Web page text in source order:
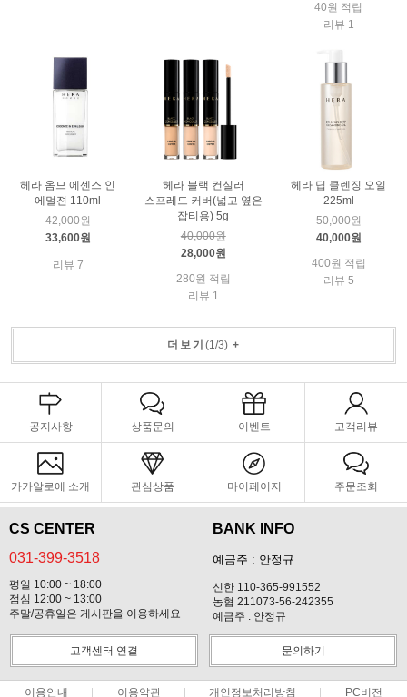
40원 적립
리뷰 1
헤라 옴므 에센스 인
에멀젼 110ml
42,000원
33,600원
리뷰 7
헤라 블랙 컨실러
스프레드 커버(넓고 옆은
잡티용) 5g
40,000원
28,000원
280원 적립
리뷰 1
헤라 딥 클렌징 오일
225ml
50,000원
40,000원
400원 적립
리뷰 5
더보기 (1/3)+
공지사항 상품문의 이벤트 고객리뷰
가가알로에 소개 관심상품 마이페이지 주문조회
CS CENTER
031-399-3518
평일 10:00 ~ 18:00
점심 12:00 ~ 13:00
주말/공휴일은 게시판을 이용하세요
BANK INFO
예금주 : 안정규
신한 110-365-991552
농협 211073-56-242355
예금주 : 안정규
고객센터 연결 문의하기
이용안내 이용약관 개인정보처리방침 PC버전